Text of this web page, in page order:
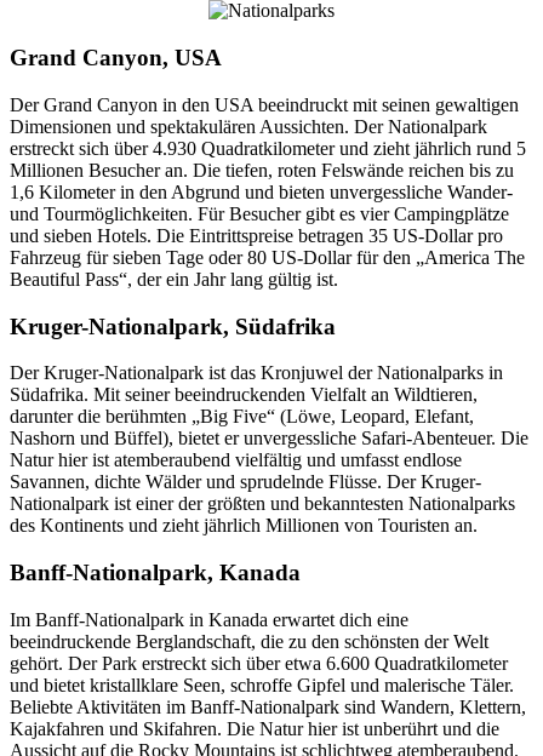
Grand Canyon, USA
Der Grand Canyon in den USA beeindruckt mit seinen gewaltigen
Dimensionen und spektakulären Aussichten. Der Nationalpark
erstreckt sich über 4.930 Quadratkilometer und zieht jährlich rund 5
Millionen Besucher an. Die tiefen, roten Felswände reichen bis zu
1,6 Kilometer in den Abgrund und bieten unvergessliche Wander-
und Tourmöglichkeiten. Für Besucher gibt es vier Campingplätze
und sieben Hotels. Die Eintrittspreise betragen 35 US-Dollar pro
Fahrzeug für sieben Tage oder 80 US-Dollar für den „America The
Beautiful Pass“, der ein Jahr lang gültig ist.
Kruger-Nationalpark, Südafrika
Der Kruger-Nationalpark ist das Kronjuwel der Nationalparks in
Südafrika. Mit seiner beeindruckenden Vielfalt an Wildtieren,
darunter die berühmten „Big Five“ (Löwe, Leopard, Elefant,
Nashorn und Büffel), bietet er unvergessliche Safari-Abenteuer. Die
Natur hier ist atemberaubend vielfältig und umfasst endlose
Savannen, dichte Wälder und sprudelnde Flüsse. Der Kruger-
Nationalpark ist einer der größten und bekanntesten Nationalparks
des Kontinents und zieht jährlich Millionen von Touristen an.
Banff-Nationalpark, Kanada
Im Banff-Nationalpark in Kanada erwartet dich eine
beeindruckende Berglandschaft, die zu den schönsten der Welt
gehört. Der Park erstreckt sich über etwa 6.600 Quadratkilometer
und bietet kristallklare Seen, schroffe Gipfel und malerische Täler.
Beliebte Aktivitäten im Banff-Nationalpark sind Wandern, Klettern,
Kajakfahren und Skifahren. Die Natur hier ist unberührt und die
Aussicht auf die Rocky Mountains ist schlichtweg atemberaubend.